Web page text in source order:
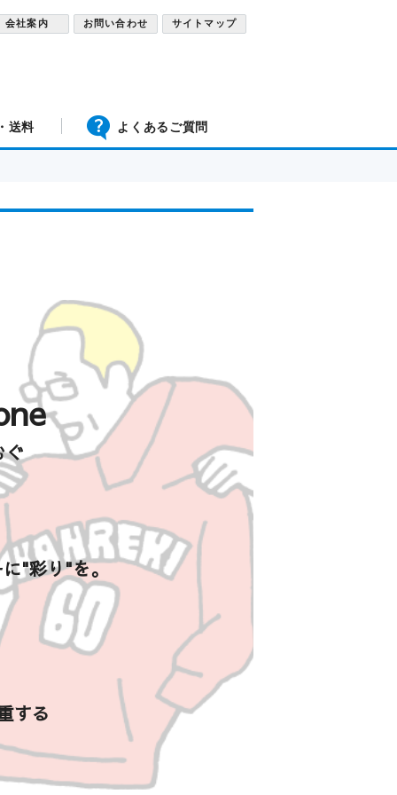
会社案内 お問い合わせ サイトマップ
送料 よくあるご質問
ぐ
"彩り"を。
する